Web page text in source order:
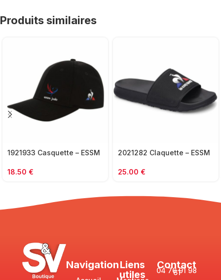
Produits similaires
1921933 Casquette – ESSM
18.50 €
2021282 Claquette – ESSM
25.00 €
NavigationLiens
utiles
Contact
04 76 91 98
61